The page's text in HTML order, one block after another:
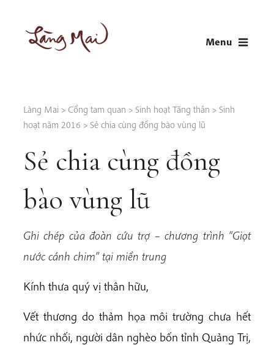
content
Menu
Làng Mai > Cổng tam quan > Sinh hoạt Tăng thân > Sinh
hoạt năm 2016 > Sẻ chia cùng đồng bào vùng lũ
Sẻ chia cùng đồng
bào vùng lũ
Ghi chép của đoàn cứu trợ – chương trình “Giọt
nước cánh chim” tại miền trung
Kính thưa quý vị thân hữu,
Vết thương do thảm họa môi trường chưa hết
nhức nhối, người dân nghèo bốn tỉnh Quảng Trị,